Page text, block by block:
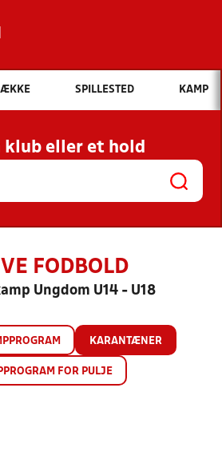
Hvad vil du søge efter?
INDHOLD OG NYHEDER
KLUBBER OG
HOLD
SPILLESTED KAMP
klub eller et hold
FODBOLD
Ungdom U14 - U18
KARANTÆNER
FOR PULJE